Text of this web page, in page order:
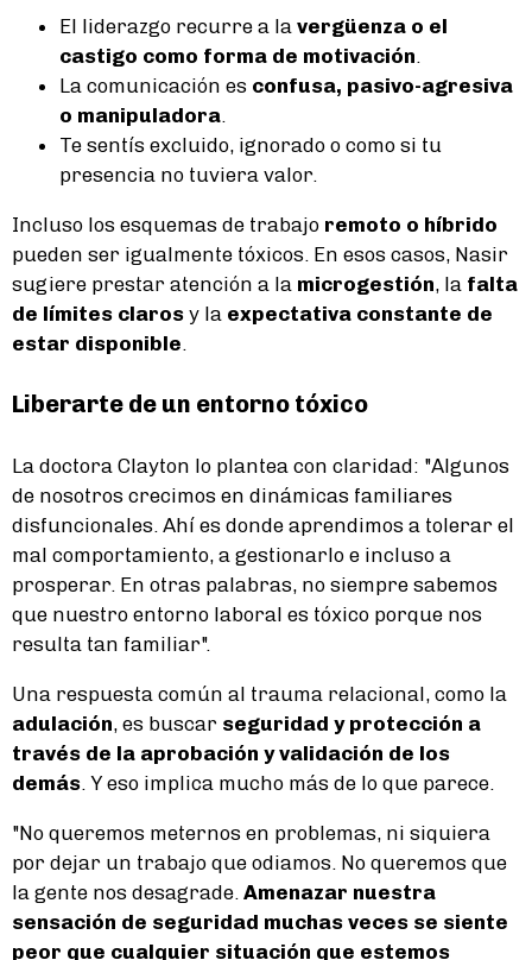
El liderazgo recurre a la vergüenza o el
castigo como forma de motivación
La comunicación es confusa, pasivo-agresiva
o manipuladora
Te sentís excluido, ignorado o como si tu
presencia no tuviera valor.
Incluso los esquemas de trabajo remoto o híbrido
pueden ser igualmente tóxicos. En esos casos, Nasir
sugiere prestar atención a la microgestión, la falta
de límites claros y la expectativa constante de
estar disponible
Liberarte de un entorno tóxico
La doctora Clayton lo plantea con claridad: "Algunos
de nosotros crecimos en dinámicas familiares
disfuncionales. Ahí es donde aprendimos a tolerar el
mal comportamiento, a gestionarlo e incluso a
prosperar. En otras palabras, no siempre sabemos
que nuestro entorno laboral es tóxico porque nos
resulta tan familiar".
Una respuesta común al trauma relacional, como la
adulación, es buscar seguridad y protección a
través de la aprobación y validación de los
demás . Y eso implica mucho más de lo que parece.
"No queremos meternos en problemas, ni siquiera
por dejar un trabajo que odiamos. No queremos que
la gente nos desagrade. Amenazar nuestra
sensación de seguridad muchas veces se siente
peor que cualquier situación que estemos